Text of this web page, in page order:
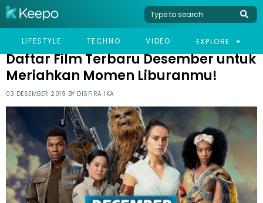
LIFESTYLE TECHNO VIDEO EXPLORE
HOME LIFESTYLE
DAFTAR FILM TERBARU DESEMBER UNTUK MERIAHKAN MOMEN
Daftar Film Terbaru Desember untuk
Meriahkan Momen Liburanmu!
03 DESEMBER 2019 BY DISFIRA IKA